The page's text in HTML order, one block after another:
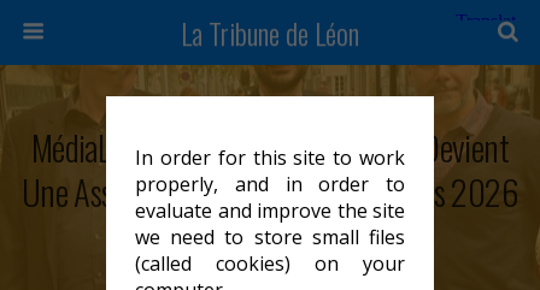
In order for this site to work
properly, and in order to
evaluate and improve the site
we need to store small files
(called cookies) on your
La Tribune de Léon
MédiaLot Cahors : La Tribune Léon Devient
Une Association Avec Les Municipales 2026
En Ligne De Mire